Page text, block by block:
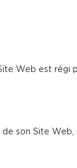
Web est
son Site